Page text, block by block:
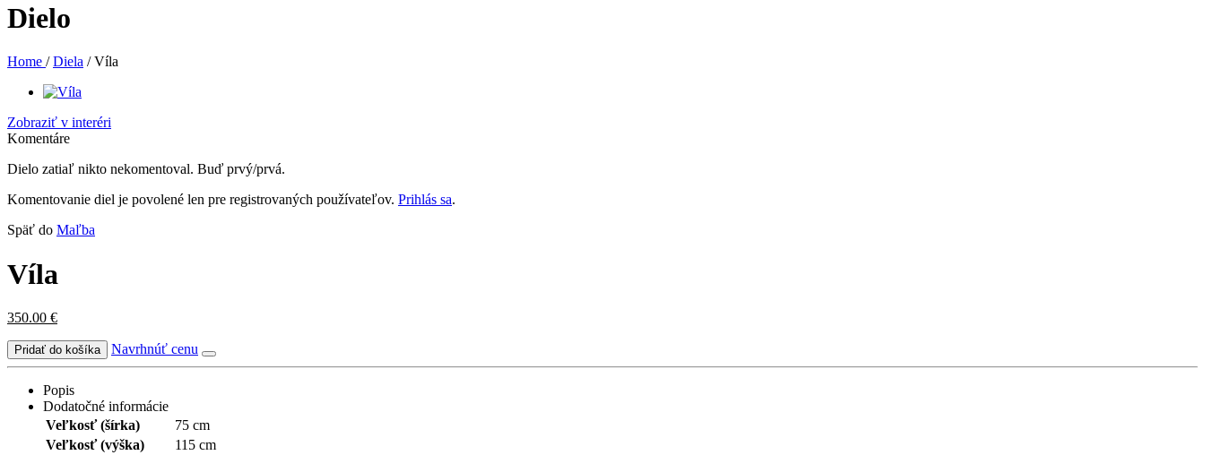
Dielo
Home / Diela /Víla
Zobraziť v interéri
Komentáre
Dielo zatiaľ nikto nekomentoval. Buď prvý/prvá.
Komentovanie diel je povolené len pre registrovaných používateľov. Prihlás sa.
Späť do Maľba
Víla
350.00 €
Navrhnúť cenu
Popis
Dodatočné informácie
Veľkosť (šírka)
75 cm
Veľkosť (výška)
115 cm